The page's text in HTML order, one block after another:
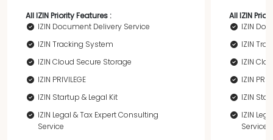
All IZIN Priority Features :
IZIN Document Delivery Service
IZIN Tracking System
IZIN Cloud Secure Storage
IZIN PRIVILEGE
IZIN Startup & Legal Kit
IZIN Legal & Tax Expert Consulting
Service
All IZIN
IZIN
IZIN
IZIN
IZIN
IZIN
IZIN
Service